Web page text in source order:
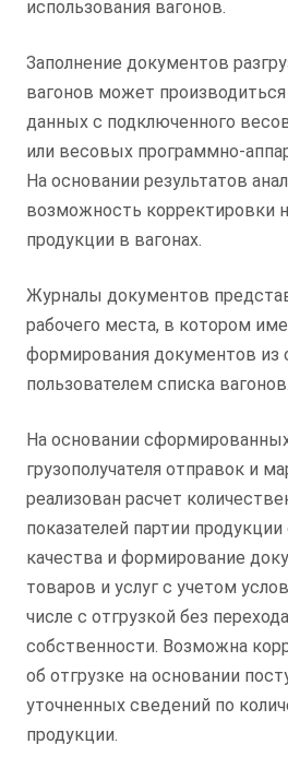
использования вагонов.
Заполнение документов
вагонов может
данных с подключенного
или весовых программно-
На основании результатов
возможность корректировки
продукции в вагонах.
Журналы документов
рабочего места, в котором
формирования документов из
пользователем списка вагонов.
На основании
грузополучателя отправок и
реализован расчет
показателей партии
качества и формирование
товаров и услуг с учетом
числе с отгрузкой без
собственности. Возможна
об отгрузке на основании
уточненных сведений по
продукции.